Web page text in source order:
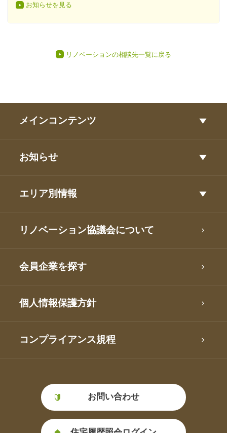
お知らせを見る
リノベーションの相談先一覧に戻る
メインコンテンツ
お知らせ
エリア別情報
リノベーション協議会について
会員企業を探す
個人情報保護方針
コンプライアンス規程
お問い合わせ